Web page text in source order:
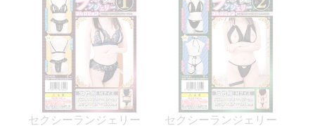
セクシーランジェリー
セクシーランジェリー